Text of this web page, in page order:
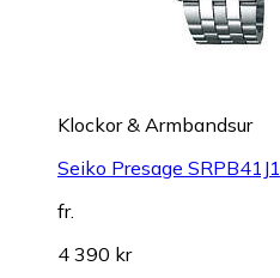
Klockor & Armbandsur
Seiko Presage SRPB41J1
fr.
4 390 kr